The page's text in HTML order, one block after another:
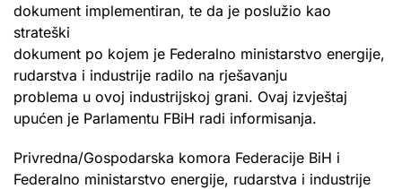
dokument implementiran, te da je poslužio kao
strateški
dokument po kojem je Federalno ministarstvo energije,
rudarstva i industrije radilo na rješavanju
problema u ovoj industrijskoj grani. Ovaj izvještaj
upućen je Parlamentu FBiH radi informisanja.
Privredna/Gospodarska komora Federacije BiH i
Federalno ministarstvo energije, rudarstva i industrije